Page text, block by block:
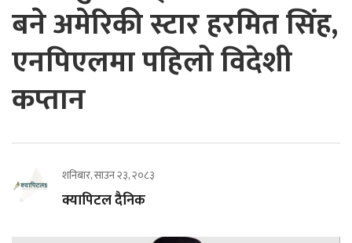
बने अमेरिकी स्टार हरमित सिंह,
एनपिएलमा पहिलो विदेशी
कप्तान
शनिबार, साउन २३, २०८३
क्यापिटल दैनिक